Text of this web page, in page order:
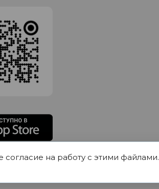
ОГРН 1191690035570, ИНН 1655417189
7, пом 1013, офис 5
согласие на работу с этими файлами.